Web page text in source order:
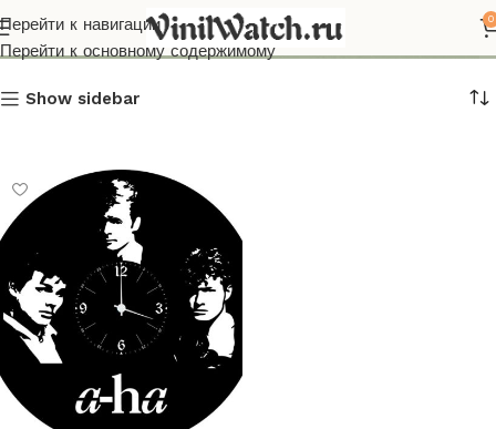
Перейти к навигации
Перейти к основному содержимому
0
Ha
Show sidebar